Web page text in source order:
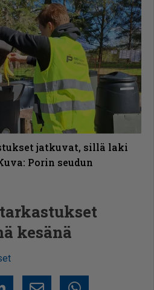
jatkuvat, sillä laki
Porin seudun
kesänä